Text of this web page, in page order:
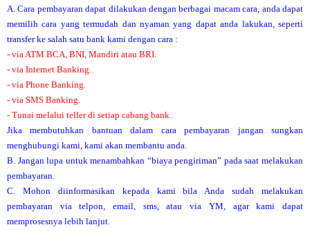
A. Cara pembayaran dapat dilakukan dengan berbagai macam cara, anda dapat
memilih cara yang termudah dan nyaman yang dapat anda lakukan, seperti
transfer ke salah satu bank kami dengan cara :
- via ATM BCA, BNI, Mandiri atau BRI.
- via Internet Banking.
- via Phone Banking.
- via SMS Banking.
- Tunai melalui teller di setiap cabang bank.
Jika membutuhkan bantuan dalam cara pembayaran jangan sungkan
menghubungi kami, kami akan membantu anda.
B. Jangan lupa untuk menambahkan “biaya pengiriman” pada saat melakukan
pembayaran.
C. Mohon diinformasikan kepada kami bila Anda sudah melakukan
pembayaran via telpon, email, sms, atau via YM, agar kami dapat
memprosesnya lebih lanjut.